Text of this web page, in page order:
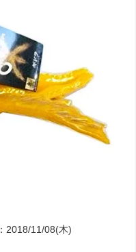
：2018/11/08(木)